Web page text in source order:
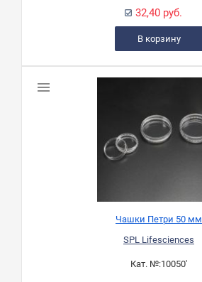
32,40 руб.
В корзину
Чашки Петри 50 мм
SPL Lifesciences
Кат. №:10050'